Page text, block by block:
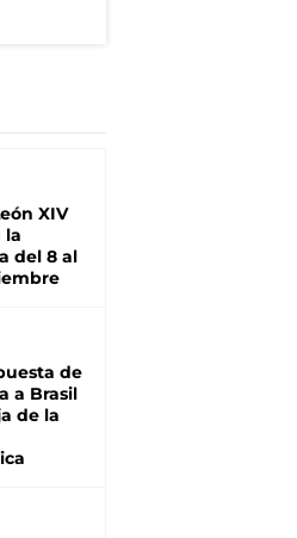
XIV
la
del 8 al
de
a Brasil
de la